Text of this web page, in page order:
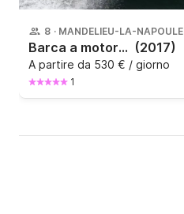
8 · MANDELIEU-LA-NAPOULE
Barca a motore CapCamarat 750 style 100CV (2017)
A partire da 530 € / giorno
1